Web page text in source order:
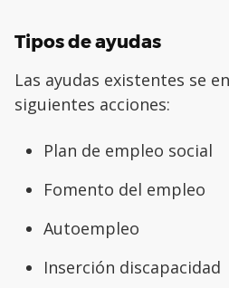
Tipos de ayudas
Las ayudas existentes se
siguientes acciones:
Plan de empleo social
Fomento del empleo
Autoempleo
Inserción discapacidad